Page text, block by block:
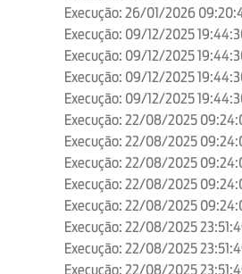
Execução: 26/01/2026
Execução: 09/12/2025
Execução: 09/12/2025
Execução: 09/12/2025
Execução: 09/12/2025
Execução: 22/08/2025
Execução: 22/08/2025
Execução: 22/08/2025
Execução: 22/08/2025
Execução: 22/08/2025
Execução: 22/08/2025
Execução: 22/08/2025
Execução: 22/08/2025